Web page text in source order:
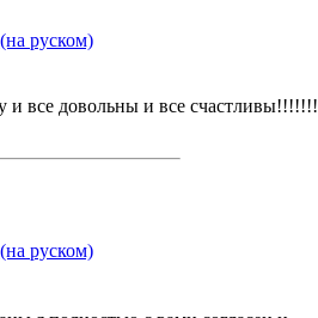
руском)
и все довольны и все счастливы!!!!!!!
руском)